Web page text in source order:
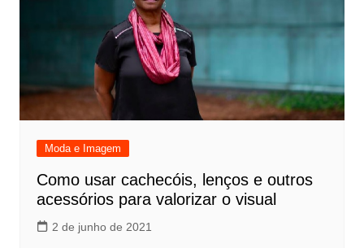
Moda e Imagem
Como usar cachecóis, lenços e outros
acessórios para valorizar o visual
2 de junho de 2021